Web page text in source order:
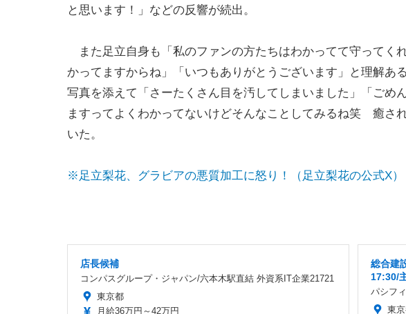
と思います！」などの反響が続出。
また足立自身も「私のファンの方たちはわかってて守ってく
かってますからね」「いつもありがとうございます」と理解あ
写真を添えて「さーたくさん目を汚してしまいました」「ごめ
ますってよくわかってないけどそんなことしてみるね笑 癒さ
いた。
※足立梨花、グラビアの悪質加工に怒り！（足立梨花の公式X）
店長候補
コンパスグループ・ジャパン/六本木駅直結 外資系IT企業21721
東京都
月給36万円～42万円
総合建
17:30/
パシフ
東